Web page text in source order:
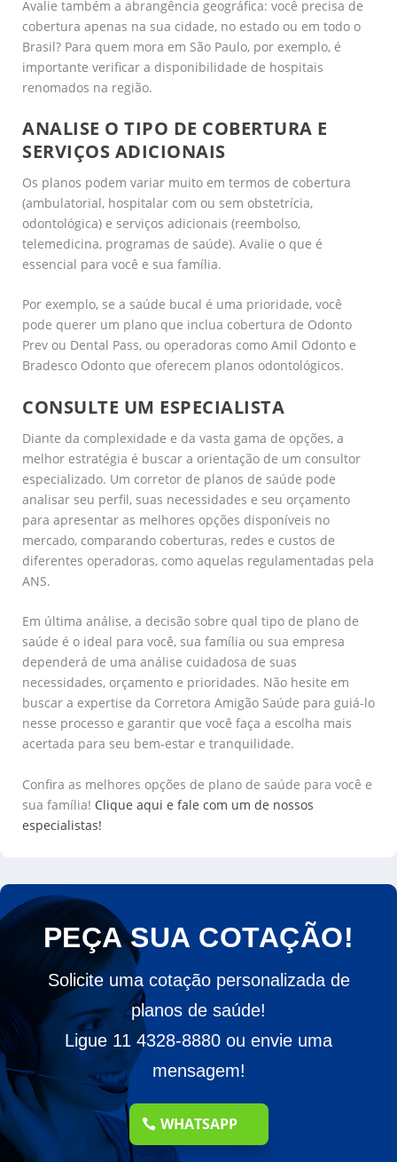
Avalie também a abrangência geográfica: você precisa de
cobertura apenas na sua cidade, no estado ou em todo o
Brasil? Para quem mora em São Paulo, por exemplo, é
importante verificar a disponibilidade de hospitais
renomados na região.
ANALISE O TIPO DE COBERTURA E
SERVIÇOS ADICIONAIS
Os planos podem variar muito em termos de cobertura
(ambulatorial, hospitalar com ou sem obstetrícia,
odontológica) e serviços adicionais (reembolso,
telemedicina, programas de saúde). Avalie o que é
essencial para você e sua família.
Por exemplo, se a saúde bucal é uma prioridade, você
pode querer um plano que inclua cobertura de Odonto
Prev ou Dental Pass, ou operadoras como Amil Odonto e
Bradesco Odonto que oferecem planos odontológicos.
CONSULTE UM ESPECIALISTA
Diante da complexidade e da vasta gama de opções, a
melhor estratégia é buscar a orientação de um consultor
especializado. Um corretor de planos de saúde pode
analisar seu perfil, suas necessidades e seu orçamento
para apresentar as melhores opções disponíveis no
mercado, comparando coberturas, redes e custos de
diferentes operadoras, como aquelas regulamentadas pela
ANS.
Em última análise, a decisão sobre qual tipo de plano de
saúde é o ideal para você, sua família ou sua empresa
dependerá de uma análise cuidadosa de suas
necessidades, orçamento e prioridades. Não hesite em
buscar a expertise da Corretora Amigão Saúde para guiá-lo
nesse processo e garantir que você faça a escolha mais
acertada para seu bem-estar e tranquilidade.
Confira as melhores opções de plano de saúde para você e
sua família! Clique aqui e fale com um de nossos
especialistas!
PEÇA SUA COTAÇÃO!
Solicite uma cotação personalizada de
planos de saúde!
Ligue 11 4328-8880 ou envie uma
mensagem!
WHATSAPP